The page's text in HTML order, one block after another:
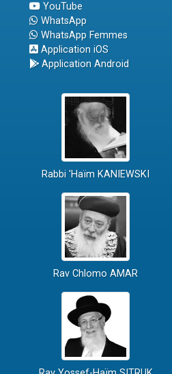
YouTube
WhatsApp
WhatsApp Femmes
Application iOS
Application Android
Rabbi 'Haïm KANIEWSKI
Rav Chlomo AMAR